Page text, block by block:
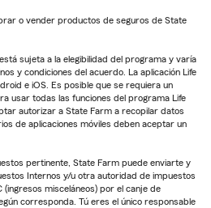
o vender productos de seguros de State
sujeta a la elegibilidad del programa y varía
y condiciones del acuerdo. La aplicación Life
e iOS. Es posible que se requiera un
usar todas las funciones del programa Life
autorizar a State Farm a recopilar datos
de aplicaciones móviles deben aceptar un
pertinente, State Farm puede enviarte y
Internos y/u otra autoridad de impuestos
(ingresos misceláneos) por el canje de
corresponda. Tú eres el único responsable